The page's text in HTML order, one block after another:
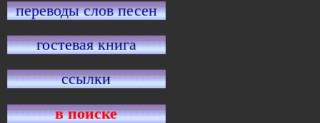
переводы слов песен
гостевая книга
ссылки
в поиске